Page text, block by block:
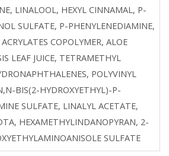
LINALOOL, HEXYL CINNAMAL, P-
SULFATE, P-PHENYLENEDIAMINE,
COPOLYMER, ALOE
LEAF JUICE, TETRAMETHYL
POLYVINYL
BIS(2-HYDROXYETHYL)-P-
SULFATE, LINALYL ACETATE,
HEXAMETHYLINDANOPYRAN, 2-
SULFATE